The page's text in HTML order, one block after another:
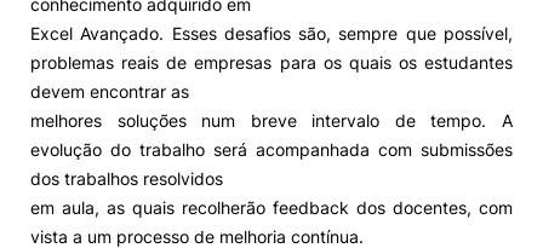
conhecimento adquirido em
Excel Avançado. Esses desafios são, sempre que possível,
problemas reais de empresas para os quais os estudantes
devem encontrar as
melhores soluções num breve intervalo de tempo. A
evolução do trabalho será acompanhada com submissões
dos trabalhos resolvidos
em aula, as quais recolherão feedback dos docentes, com
vista a um processo de melhoria contínua.